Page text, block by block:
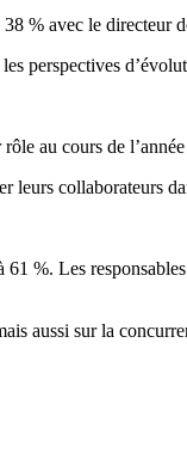
% avec le directeur
perspectives
au cours de
collaborateurs
%. Les
aussi sur la